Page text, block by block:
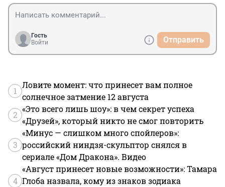
Гость
Войти
Отправить
1
Ловите момент: что принесет вам полное
солнечное затмение 12 августа
2
«Это всего лишь шоу»: в чем секрет успеха
«Друзей», который никто не смог повторить
3
«Минус — слишком много спойлеров»:
российский ниндзя-скульптор снялся в
сериале «Дом Дракона». Видео
4
«Август принесет новые возможности»: Тамара
Глоба назвала, кому из знаков зодиака